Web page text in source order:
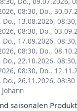
08:30, Do.,
, Do., 13.08.2026, 08:30,
08:30, Do.,
, Do., 17.09.2026, 08:30,
08:30, Do.,
, Do., 22.10.2026, 08:30,
08:30, Do.,
, Do., 26.11.2026, 08:30
saisonalen